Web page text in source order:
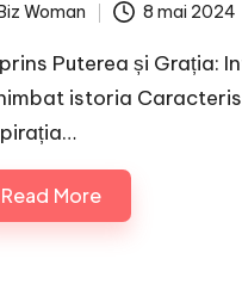
Woman 8 mai 2024
Puterea și Grația:
istoria
Read More